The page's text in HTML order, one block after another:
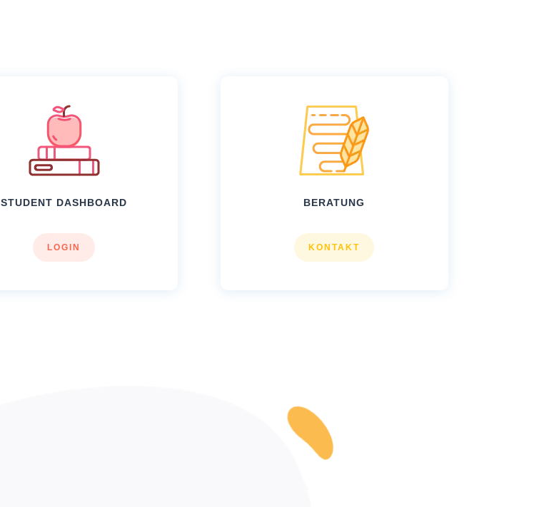
STUDENT DASHBOARD
LOGIN
BERATUNG
KONTAKT